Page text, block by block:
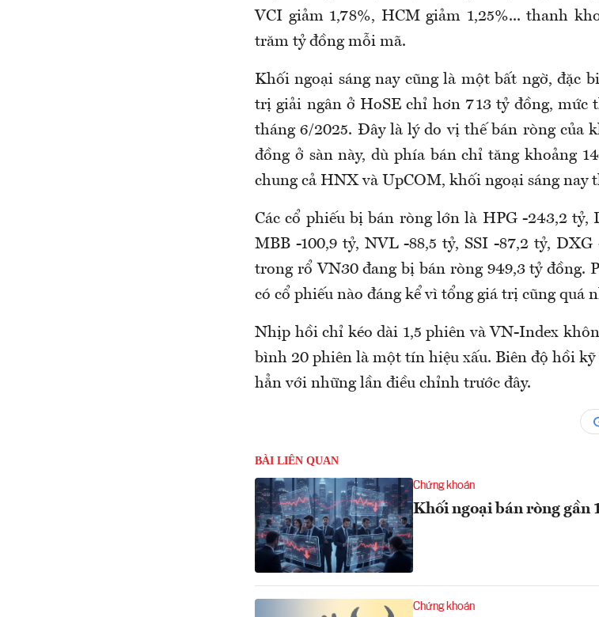
VCI giảm 1,78%, HCM giảm 1,25%... thanh
trăm tỷ đồng mỗi mã.
Khối ngoại sáng nay cũng là một bất ngờ, đặc
trị giải ngân ở HoSE chỉ hơn 713 tỷ đồng, mức
tháng 6/2025. Đây là lý do vị thế bán ròng của
đồng ở sàn này, dù phía bán chỉ tăng khoảng
chung cả HNX và UpCOM, khối ngoại sáng nay
Các cổ phiếu bị bán ròng lớn là HPG -243,2 tỷ,
MBB -100,9 tỷ, NVL -88,5 tỷ, SSI -87,2 tỷ,
trong rổ VN30 đang bị bán ròng 949,3 tỷ đồng.
có cổ phiếu nào đáng kể vì tổng giá trị cũng quá
Nhịp hồi chỉ kéo dài 1,5 phiên và VN-Index
bình 20 phiên là một tín hiệu xấu. Biên độ hồi kỹ
hẳn với những lần điều chỉnh trước đây.
BÀI LIÊN QUAN
Chứng khoán
Khối ngoại bán ròng gần
Chứng khoán